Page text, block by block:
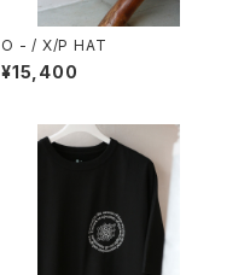
O - / X/P HAT
¥15,400